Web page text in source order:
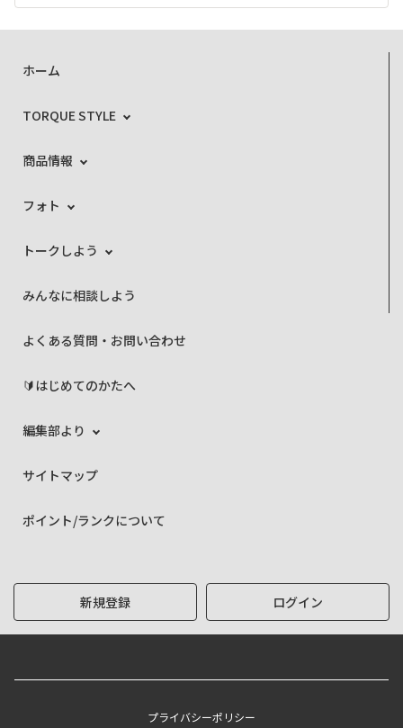
ホーム
TORQUE STYLE
商品情報
フォト
トークしよう
みんなに相談しよう
よくある質問・お問い合わせ
🔰はじめてのかたへ
編集部より
サイトマップ
ポイント/ランクについて
新規登録 ログイン
プライバシーポリシー